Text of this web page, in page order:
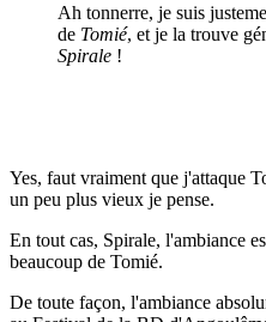
Ah tonnerre, je suis
de Tomié, et je la trouve
Spirale !
Yes, faut vraiment que j'attaque
un peu plus vieux je pense.
En tout cas, Spirale, l'ambiance
beaucoup de Tomié.
De toute façon, l'ambiance